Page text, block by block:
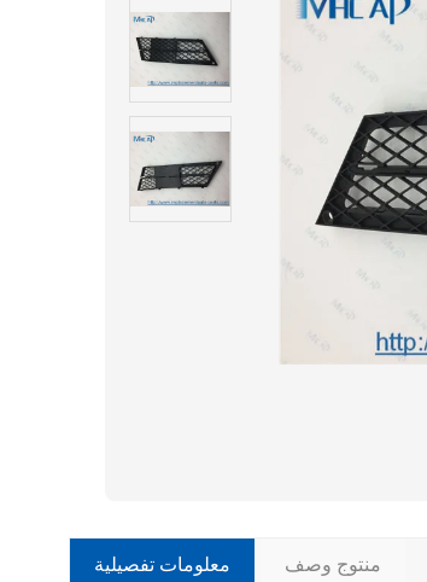
معلومات تفصيلية منتوج وصف